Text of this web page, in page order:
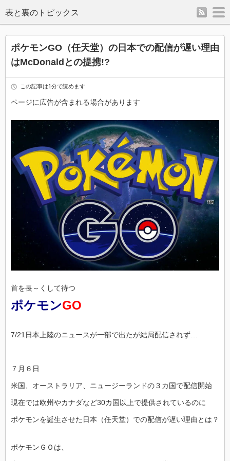
表と裏のトピックス rss
ポケモンGO（任天堂）の日本での配信が遅い理由
はMcDonaldとの提携!?
この記事は1分で読めます
ページに広告が含まれる場合があります
首を長～くして待つ
ポケモンGO
7/21日本上陸のニュースが一部で出たが結局配信されず…
７月６日
米国、オーストラリア、ニュージーランドの３カ国で配信開始
現在では欧州やカナダなど30カ国以上で提供されているのに
ポケモンを誕生させた日本（任天堂）での配信が遅い理由とは？
ポケモンＧＯは、